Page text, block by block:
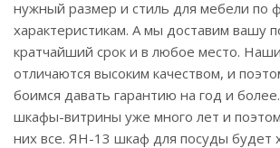
нужный размер и стиль для мебели по
характеристикам. А мы доставим вашу
кратчайший срок и в любое место.
отличаются высоким качеством, и
боимся давать гарантию на год и
шкафы-витрины уже много лет и
них все. ЯН-13 шкаф для посуды будет